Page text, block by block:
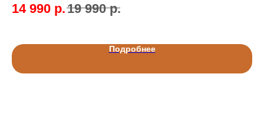
14 990 р.19 990 р.
Подробнее